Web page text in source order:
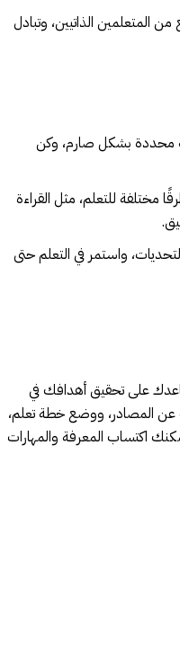
المتعلمين الذاتيين، وتبادل
محددة بشكل صارم، وكن
مختلفة للتعلم، مثل القراءة
واستمر في التعلم حتى
على تحقيق أهدافك في
عن المصادر، ووضع خطة تعلم،
اكتساب المعرفة والمهارات